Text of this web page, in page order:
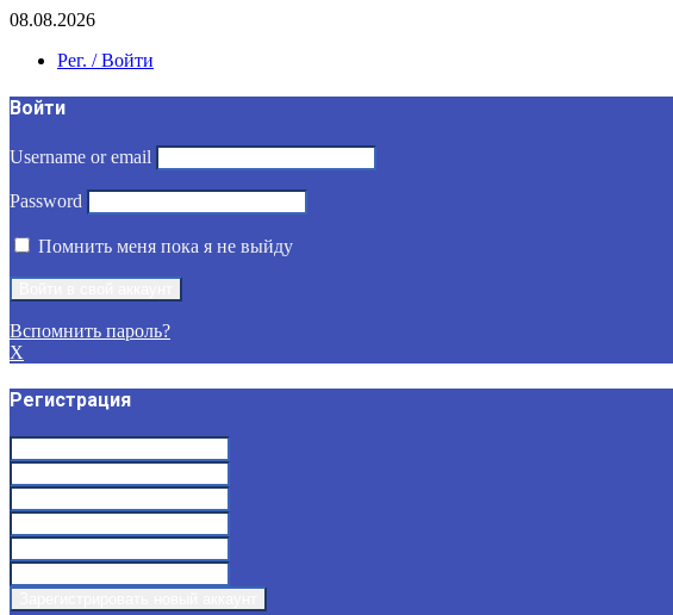
08.08.2026
Рег. / Войти
Войти
Username or email
Password
Помнить меня пока я не выйду
Вспомнить пароль?
X
Регистрация